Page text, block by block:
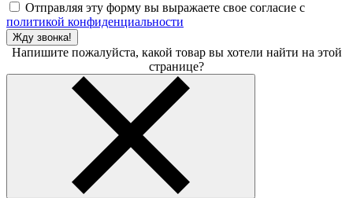
Отправляя эту форму вы выражаете свое согласие с
политикой конфиденциальности
Жду звонка!
Напишите пожалуйста, какой товар вы хотели найти на этой
странице?